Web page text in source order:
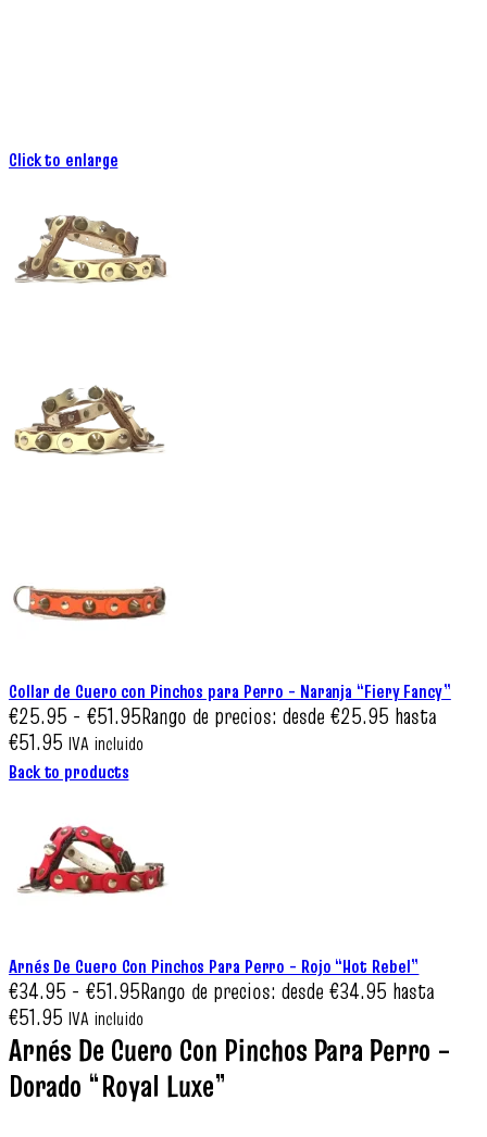
Click to enlarge
Collar de Cuero con Pinchos para Perro – Naranja “Fiery Fancy”
€25.95 - €51.95Rango de precios: desde €25.95 hasta
€51.95 IVA incluido
Back to products
Arnés De Cuero Con Pinchos Para Perro – Rojo “Hot Rebel”
€34.95 - €51.95Rango de precios: desde €34.95 hasta
€51.95 IVA incluido
Arnés De Cuero Con Pinchos Para Perro –
Dorado “Royal Luxe”